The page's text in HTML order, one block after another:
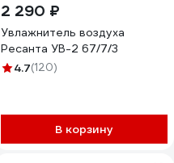
2 290 ₽
Увлажнитель воздуха
Ресанта УВ-2 67/7/3
4.7(120)
В корзину